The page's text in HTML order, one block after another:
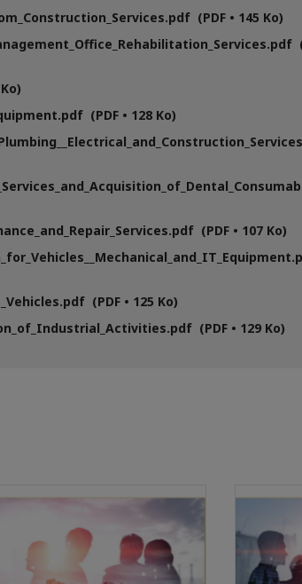
(PDF • 145 Ko)
(PDF • 128 Ko)
(PDF • 107 Ko)
(PDF • 125 Ko)
(PDF • 129 Ko)